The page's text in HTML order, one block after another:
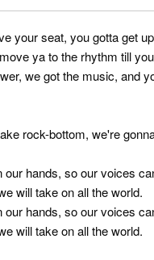
your seat, you gotta get
ya to the rhythm till
we got the music, and
rock-bottom, we're
our hands, so our voices
will take on all the world.
our hands, so our voices
will take on all the world.